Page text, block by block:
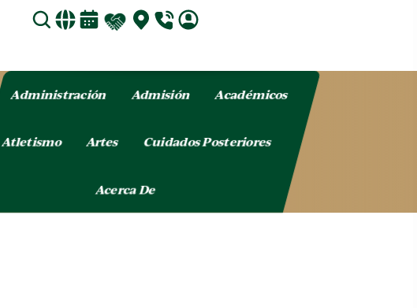
Administración Admisión Académicos
Atletismo Artes Cuidados Posteriores
Acerca De